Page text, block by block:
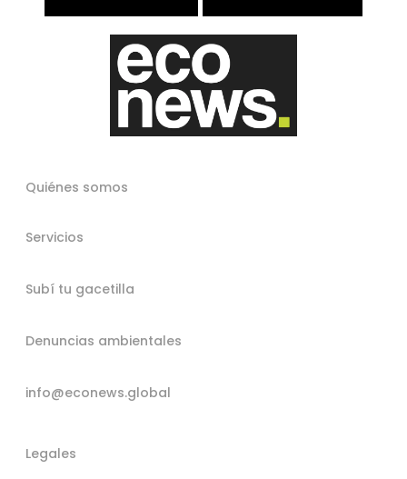
Quiénes somos
Servicios
Subí tu gacetilla
Denuncias ambientales
info@econews.global
Legales